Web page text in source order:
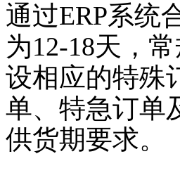
通过ERP系统
为12-18天，
设相应的特殊
单、特急订单
供货期要求。